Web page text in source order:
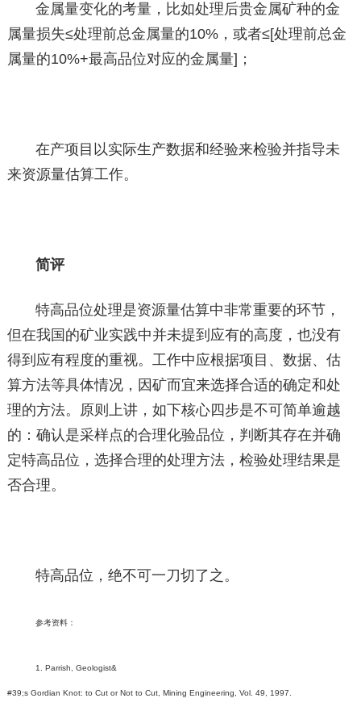
金属量变化的考量，比如处理后贵金属矿种的金
属量损失≤处理前总金属量的10%，或者≤[处理前总金
属量的10%+最高品位对应的金属量]；
在产项目以实际生产数据和经验来检验并指导未
来资源量估算工作。
简评
特高品位处理是资源量估算中非常重要的环节，
但在我国的矿业实践中并未提到应有的高度，也没有
得到应有程度的重视。工作中应根据项目、数据、估
算方法等具体情况，因矿而宜来选择合适的确定和处
理的方法。原则上讲，如下核心四步是不可简单逾越
的：确认是采样点的合理化验品位，判断其存在并确
定特高品位，选择合理的处理方法，检验处理结果是
否合理。
特高品位，绝不可一刀切了之。
参考资料：
1. Parrish, Geologist&
#39;s Gordian Knot: to Cut or Not to Cut, Mining Engineering, Vol. 49, 1997.